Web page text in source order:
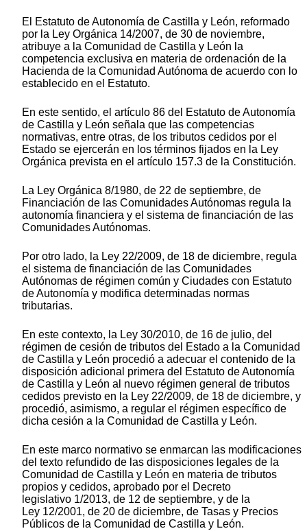
El Estatuto de Autonomía de Castilla y León, reformado
por la Ley Orgánica 14/2007, de 30 de noviembre,
atribuye a la Comunidad de Castilla y León la
competencia exclusiva en materia de ordenación de la
Hacienda de la Comunidad Autónoma de acuerdo con lo
establecido en el Estatuto.
En este sentido, el artículo 86 del Estatuto de Autonomía
de Castilla y León señala que las competencias
normativas, entre otras, de los tributos cedidos por el
Estado se ejercerán en los términos fijados en la Ley
Orgánica prevista en el artículo 157.3 de la Constitución.
La Ley Orgánica 8/1980, de 22 de septiembre, de
Financiación de las Comunidades Autónomas regula la
autonomía financiera y el sistema de financiación de las
Comunidades Autónomas.
Por otro lado, la Ley 22/2009, de 18 de diciembre, regula
el sistema de financiación de las Comunidades
Autónomas de régimen común y Ciudades con Estatuto
de Autonomía y modifica determinadas normas
tributarias.
En este contexto, la Ley 30/2010, de 16 de julio, del
régimen de cesión de tributos del Estado a la Comunidad
de Castilla y León procedió a adecuar el contenido de la
disposición adicional primera del Estatuto de Autonomía
de Castilla y León al nuevo régimen general de tributos
cedidos previsto en la Ley 22/2009, de 18 de diciembre, y
procedió, asimismo, a regular el régimen específico de
dicha cesión a la Comunidad de Castilla y León.
En este marco normativo se enmarcan las modificaciones
del texto refundido de las disposiciones legales de la
Comunidad de Castilla y León en materia de tributos
propios y cedidos, aprobado por el Decreto
legislativo 1/2013, de 12 de septiembre, y de la
Ley 12/2001, de 20 de diciembre, de Tasas y Precios
Públicos de la Comunidad de Castilla y León.